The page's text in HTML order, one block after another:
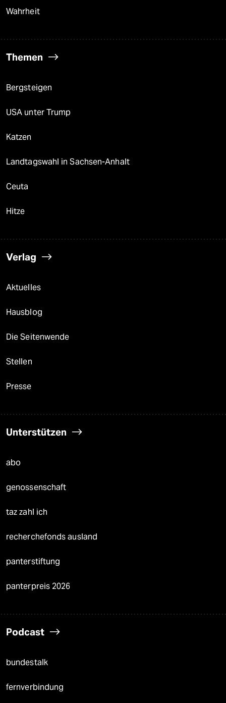
Wahrheit
Themen
Bergsteigen
USA unter Trump
Katzen
Landtagswahl in Sachsen-Anhalt
Ceuta
Hitze
Verlag
Aktuelles
Hausblog
Die Seitenwende
Stellen
Presse
Unterstützen
abo
genossenschaft
taz zahl ich
recherchefonds ausland
panterstiftung
panterpreis 2026
Podcast
bundestalk
fernverbindung